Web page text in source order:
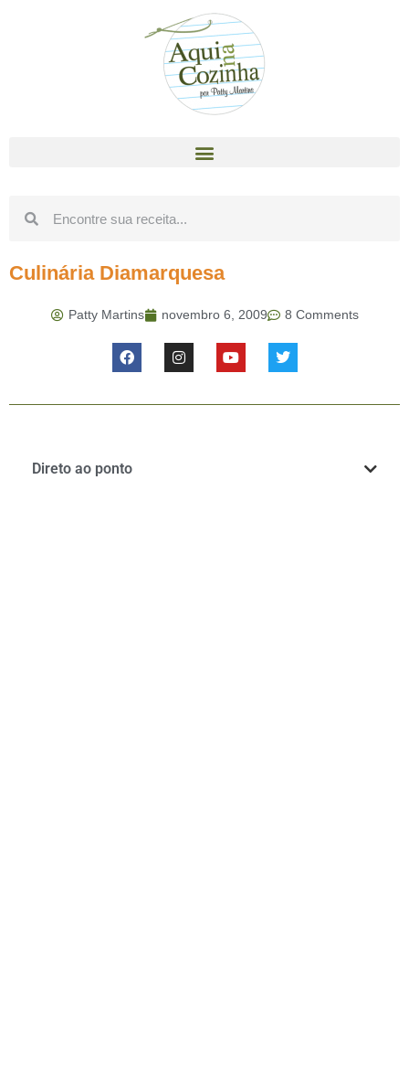
Culinária Diamarquesa
Patty Martins novembro 6, 2009 8 Comments
Direto ao ponto